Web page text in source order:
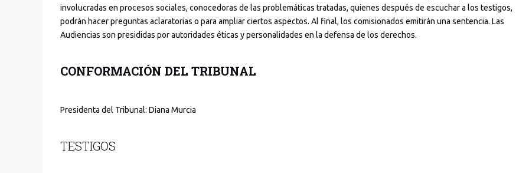
involucradas en procesos sociales, conocedoras de las problemáticas tratadas, quienes después de escuchar a los testigos,
podrán hacer preguntas aclaratorias o para ampliar ciertos aspectos. Al final, los comisionados emitirán una sentencia. Las
Audiencias son presididas por autoridades éticas y personalidades en la defensa de los derechos.
CONFORMACIÓN DEL TRIBUNAL
Presidenta del Tribunal: Diana Murcia
TESTIGOS